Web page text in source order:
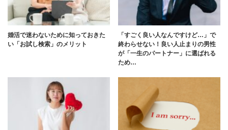
婚活で迷わないために知っておきた
い「お試し検索」のメリット
「すごく良い人なんですけど…」で
終わらせない！良い人止まりの男性
が「一生のパートナー」に選ばれる
ため…